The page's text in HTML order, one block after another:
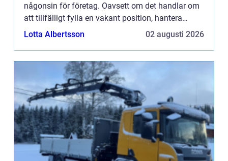
någonsin för företag. Oavsett om det handlar om
att tillfälligt fylla en vakant position, hantera
h&oum...
Lotta Albertsson 02 augusti 2026